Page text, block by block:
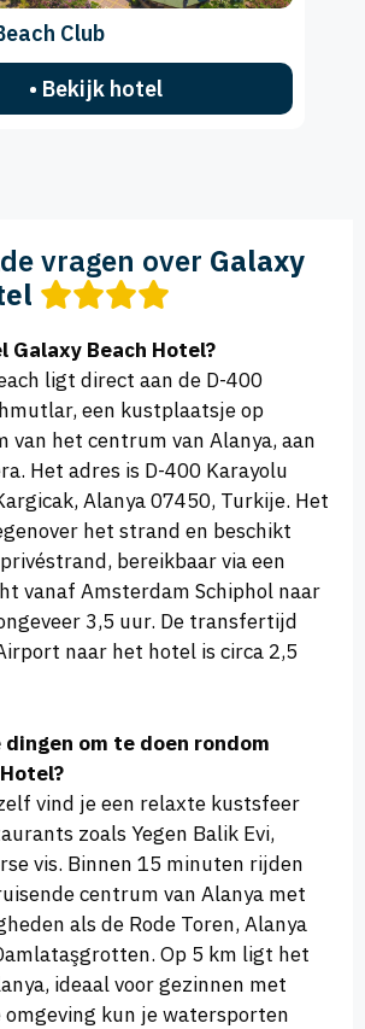
Club
• Bekijk hotel
vragen over Galaxy
Galaxy Beach Hotel?
ligt direct aan de D-400
een kustplaatsje op
van het centrum van Alanya, aan
Het adres is D-400 Karayolu
Alanya 07450, Turkije. Het
het strand en beschikt
bereikbaar via een
vanaf Amsterdam Schiphol naar
3,5 uur. De transfertijd
naar het hotel is circa 2,5
om te doen rondom
vind je een relaxte kustsfeer
zoals Yegen Balik Evi,
vis. Binnen 15 minuten rijden
centrum van Alanya met
als de Rode Toren, Alanya
Op 5 km ligt het
ideaal voor gezinnen met
kun je watersporten